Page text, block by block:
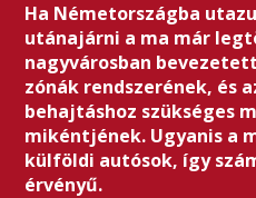
Ha Németországba
utánajárni a ma már
nagyvárosban
zónák rendszerének, és
behajtáshoz szükséges
mikéntjének. Ugyanis a
külföldi autósok, így
érvényű.